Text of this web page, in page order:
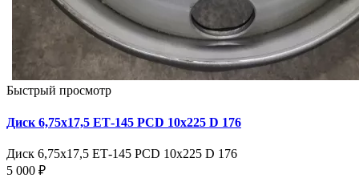
Быстрый просмотр
Диск 6,75х17,5 ЕТ-145 PCD 10x225 D 176
Диск 6,75х17,5 ЕТ-145 PCD 10x225 D 176
5 000 ₽